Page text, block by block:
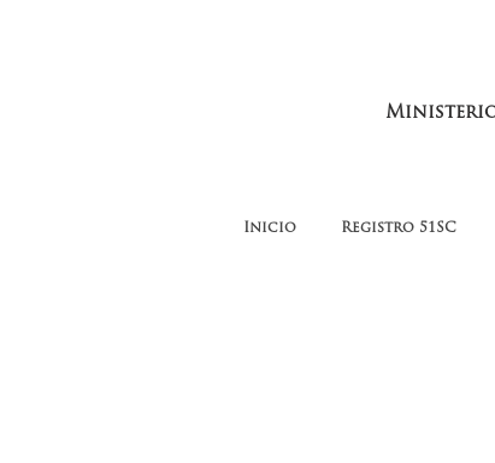
Inicio Registro 51SC